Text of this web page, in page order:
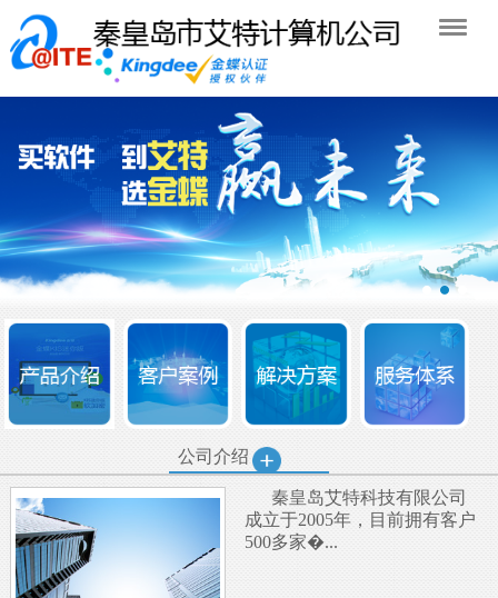
公司介绍
秦皇岛艾特科技有限公司
成立于2005年，目前拥有客户
500多家�...